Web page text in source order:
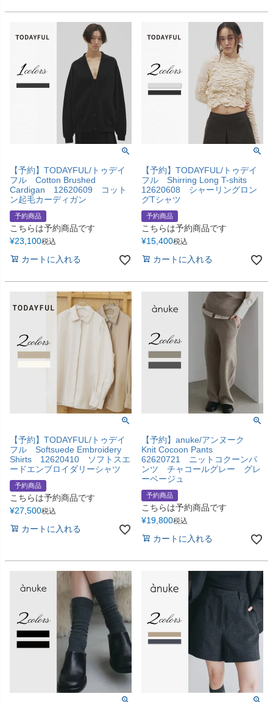
【予約】TODAYFUL/トゥデイ
フル Cotton Brushed
Cardigan 12620609 コット
ン起毛カーディガン
予約商品
こちらは予約商品です
¥23,100税込
カートに入れる
【予約】TODAYFUL/トゥデイ
フル Shirring Long T-shits
12620608 シャーリングロン
グTシャツ
予約商品
こちらは予約商品です
¥15,400税込
カートに入れる
【予約】TODAYFUL/トゥデイ
フル Softsuede Embroidery
Shirts 12620410 ソフトスエ
ードエンブロイダリーシャツ
予約商品
こちらは予約商品です
¥27,500税込
カートに入れる
【予約】anuke/アンヌーク
Knit Cocoon Pants
62620721 ニットコクーンパ
ンツ チャコールグレー グレ
ーベージュ
予約商品
こちらは予約商品です
¥19,800税込
カートに入れる